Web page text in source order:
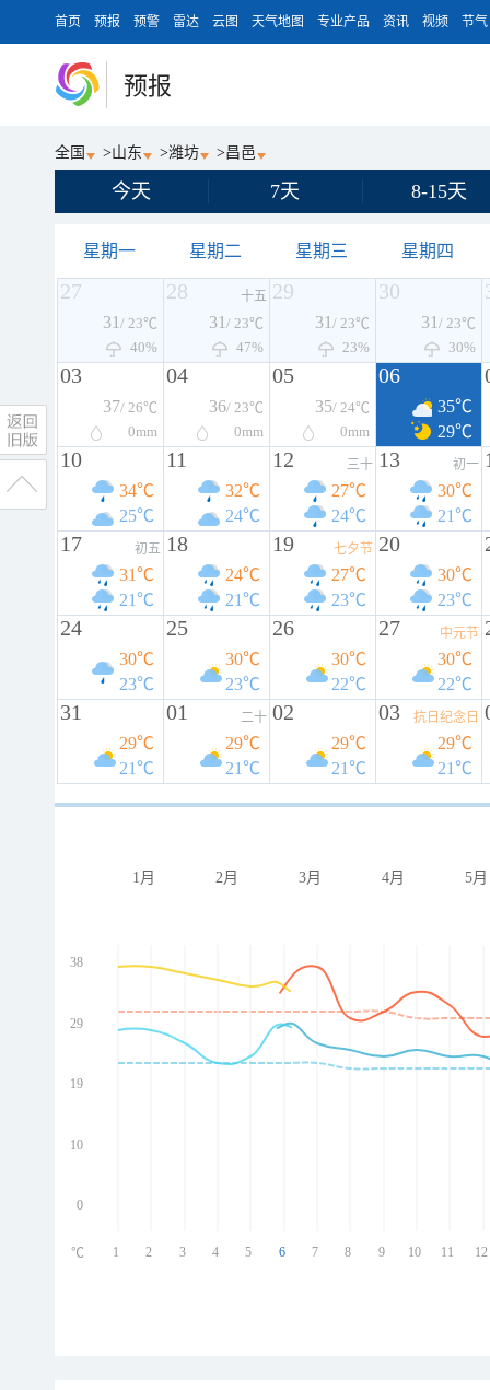
首页 预报 预警 雷达 云图 天气地图 专业产品 资讯 视频 节气
预报
全国 >山东 >潍坊 >昌邑
今天 7天 8-15天
星期一 星期二 星期三 星期四
27
31 / 23℃
40%
28 十五
31 / 23℃
47%
29
31 / 23℃
23%
30
31 / 23℃
30%
03
37/ 26℃
0mm
04
36/ 23℃
0mm
05
35/ 24℃
0mm
06
35℃
29℃
10
34℃
25℃
11
32℃
24℃
12 三十
27℃
24℃
13 初一
30℃
21℃
17 初五
31℃
21℃
18
24℃
21℃
19 七夕节
27℃
23℃
20
30℃
23℃
24
30℃
23℃
25
30℃
23℃
26
30℃
22℃
27 中元节
30℃
22℃
31
29℃
21℃
01 二十
29℃
21℃
02
29℃
21℃
03 抗日纪念日
29℃
21℃
1月 2月 3月 4月 5月
38
29
19
10
0
1 2 3 4 5 6 7 8 9 10 11 12
℃